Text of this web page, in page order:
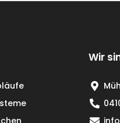
Wir